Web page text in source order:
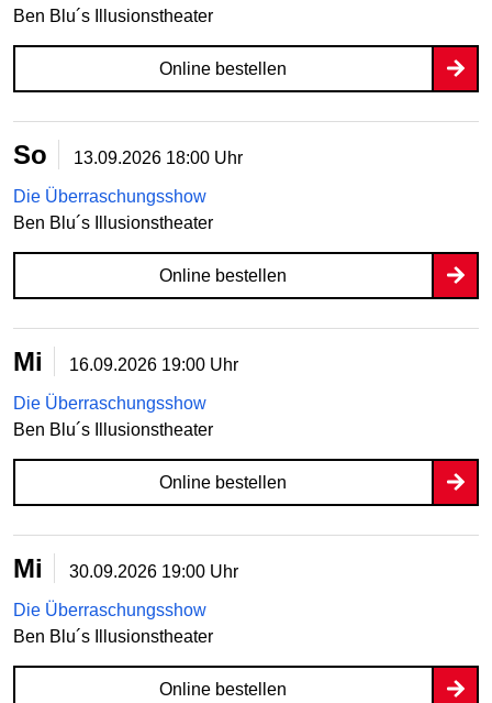
Ben Blu´s Illusionstheater
Online bestellen
So 13.09.2026 18:00 Uhr
Die Überraschungsshow
Ben Blu´s Illusionstheater
Online bestellen
Mi 16.09.2026 19:00 Uhr
Die Überraschungsshow
Ben Blu´s Illusionstheater
Online bestellen
Mi 30.09.2026 19:00 Uhr
Die Überraschungsshow
Ben Blu´s Illusionstheater
Online bestellen